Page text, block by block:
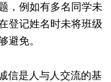
，例如有多名同学未
登记姓名时未将班级
避免。
信是人与人交流的基